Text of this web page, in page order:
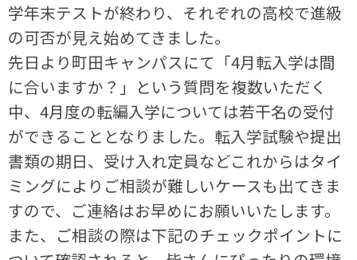
学年末テストが終わり、それぞれの高校で進級
の可否が見え始めてきました。
先日より町田キャンパスにて「4月転入学は間
に合いますか？」という質問を複数いただく
中、4月度の転編入学については若干名の受付
ができることとなりました。転入学試験や提出
書類の期日、受け入れ定員などこれからはタイ
ミングによりご相談が難しいケースも出てきま
すので、ご連絡はお早めにお願いいたします。
また、ご相談の際は下記のチェックポイントに